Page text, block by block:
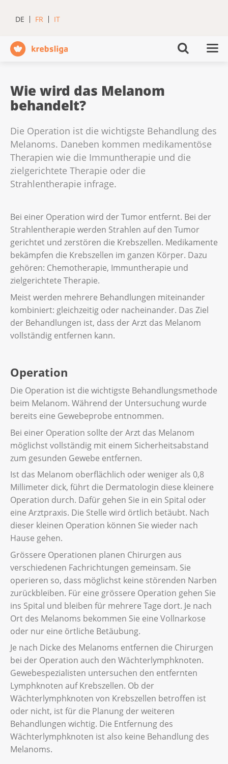
DE FR IT
Wie wird das Melanom
behandelt?
Die Operation ist die wichtigste Behandlung des
Melanoms. Daneben kommen medikamentöse
Therapien wie die Immuntherapie und die
zielgerichtete Therapie oder die
Strahlentherapie infrage.
Bei einer Operation wird der Tumor entfernt. Bei der
Strahlentherapie werden Strahlen auf den Tumor
gerichtet und zerstören die Krebszellen. Medikamente
bekämpfen die Krebszellen im ganzen Körper. Dazu
gehören: Chemotherapie, Immuntherapie und
zielgerichtete Therapie.
Meist werden mehrere Behandlungen miteinander
kombiniert: gleichzeitig oder nacheinander. Das Ziel
der Behandlungen ist, dass der Arzt das Melanom
vollständig entfernen kann.
Operation
Die Operation ist die wichtigste Behandlungsmethode
beim Melanom. Während der Untersuchung wurde
bereits eine Gewebeprobe entnommen.
Bei einer Operation sollte der Arzt das Melanom
möglichst vollständig mit einem Sicherheitsabstand
zum gesunden Gewebe entfernen.
Ist das Melanom oberflächlich oder weniger als 0,8
Millimeter dick, führt die Dermatologin diese kleinere
Operation durch. Dafür gehen Sie in ein Spital oder
eine Arztpraxis. Die Stelle wird örtlich betäubt. Nach
dieser kleinen Operation können Sie wieder nach
Hause gehen.
Grössere Operationen planen Chirurgen aus
verschiedenen Fachrichtungen gemeinsam. Sie
operieren so, dass möglichst keine störenden Narben
zurückbleiben. Für eine grössere Operation gehen Sie
ins Spital und bleiben für mehrere Tage dort. Je nach
Ort des Melanoms bekommen Sie eine Vollnarkose
oder nur eine örtliche Betäubung.
Je nach Dicke des Melanoms entfernen die Chirurgen
bei der Operation auch den Wächterlymphknoten.
Gewebespezialisten untersuchen den entfernten
Lymphknoten auf Krebszellen. Ob der
Wächterlymphknoten von Krebszellen betroffen ist
oder nicht, ist für die Planung der weiteren
Behandlungen wichtig. Die Entfernung des
Wächterlymphknoten ist also keine Behandlung des
Melanoms.